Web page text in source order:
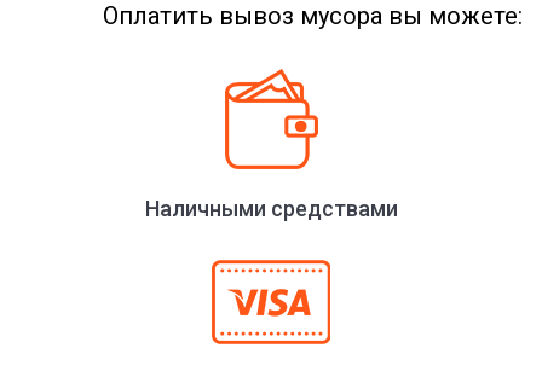
Оплатить вывоз мусора вы можете:
Наличными средствами